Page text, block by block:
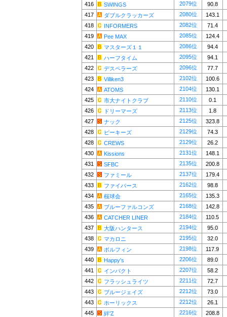
416
SWINGS 2079位
90.8
417
ダブルクラッカーズ 2080位
143.1
418
INFORMERS 2082位
71.4
419
Pee MAX 2085位
124.4
420
マスターズ１１ 2086位
94.4
421
ハーフタイム 2095位
94.1
422
デスペラーズ 2096位
77.7
423
Villiken3 2102位
100.6
424
ATOMS 2104位
130.1
425
市大ナイトクラブ 2110位
0.1
426
ドリーマーズ 2113位
1.8
427
ナック 2125位
323.8
428
ピーキーズ 2129位
74.3
428
CREWS 2129位
26.2
430
Kissions 2131位
148.1
431
SFBC 2135位
200.8
432
ファミール 2137位
179.4
433
ファイバース 2162位
98.8
434
桜球会 2165位
135.3
435
ブルーファルコンズ 2168位
142.8
436
CATCHER LINER 2184位
110.5
437
大阪ハンタース 2194位
95.0
438
マカロニ 2195位
32.0
439
ボルフィン 2198位
117.9
440
Happy's 2206位
89.0
441
インパクト 2207位
58.2
442
フラッシュライツ 2211位
72.7
443
ブルージェイズ 2212位
73.0
443
ホーリックス 2212位
26.1
445
絆'Z 2216位
208.8